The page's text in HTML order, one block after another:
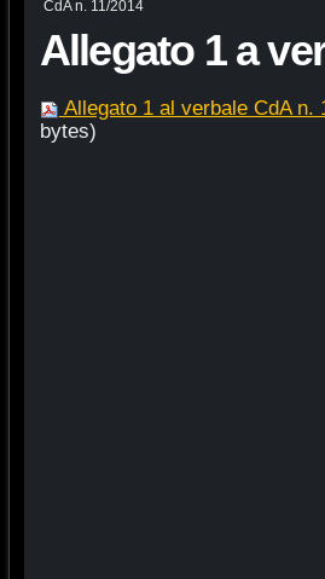
CdA n. 11/2014
Allegato 1 a
Allegato 1 al verbale CdA n.
bytes)